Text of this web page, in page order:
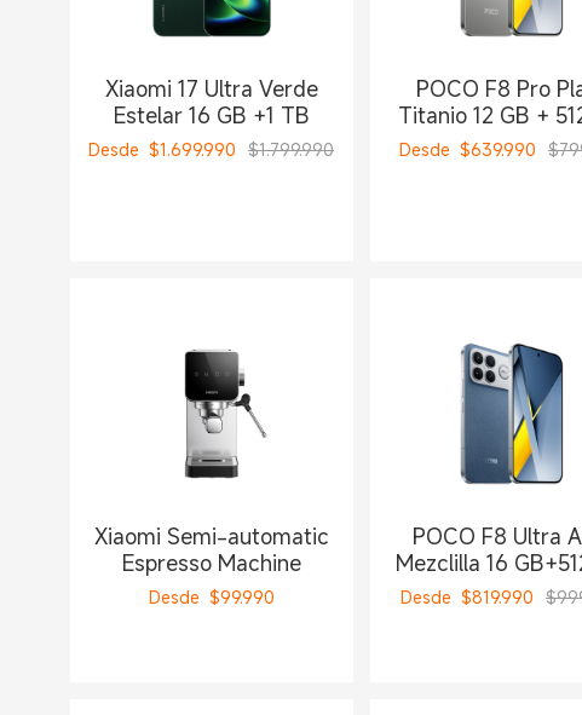
Xiaomi 17 Ultra Verde
Estelar 16 GB +1 TB
Desde $1.699.990 $1.799.990
POCO F8 Pro
Titanio 12 GB +
Desde $639.990
Xiaomi Semi-automatic
Espresso Machine
Desde $99.990
POCO F8 Ultra
Mezclilla 16
Desde $819.990